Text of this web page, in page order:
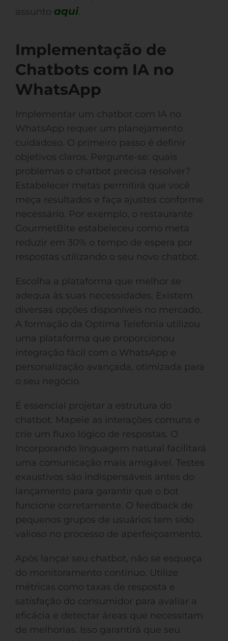
assunto aqui.
Implementação de
Chatbots com IA no
WhatsApp
Implementar um chatbot com IA no
WhatsApp requer um planejamento
cuidadoso. O primeiro passo é definir
objetivos claros. Pergunte-se: quais
problemas o chatbot precisa resolver?
Estabelecer metas permitirá que você
meça resultados e faça ajustes conforme
necessário. Por exemplo, o restaurante
GourmetBite estabeleceu como meta
reduzir em 30% o tempo de espera por
respostas utilizando o seu novo chatbot.
Escolha a plataforma que melhor se
adequa às suas necessidades. Existem
diversas opções disponíveis no mercado.
A formação da Optima Telefonia utilizou
uma plataforma que proporcionou
integração fácil com o WhatsApp e
personalização avançada, otimizada para
o seu negócio.
É essencial projetar a estrutura do
chatbot. Mapeie as interações comuns e
crie um fluxo lógico de respostas. O
Incorporando linguagem natural facilitará
uma comunicação mais amigável. Testes
exaustivos são indispensáveis antes do
lançamento para garantir que o bot
funcione corretamente. O feedback de
pequenos grupos de usuários tem sido
valioso no processo de aperfeiçoamento.
Após lançar seu chatbot, não se esqueça
do monitoramento contínuo. Utilize
métricas como taxas de resposta e
satisfação do consumidor para avaliar a
eficácia e detectar áreas que necessitam
de melhorias. Isso garantirá que seu